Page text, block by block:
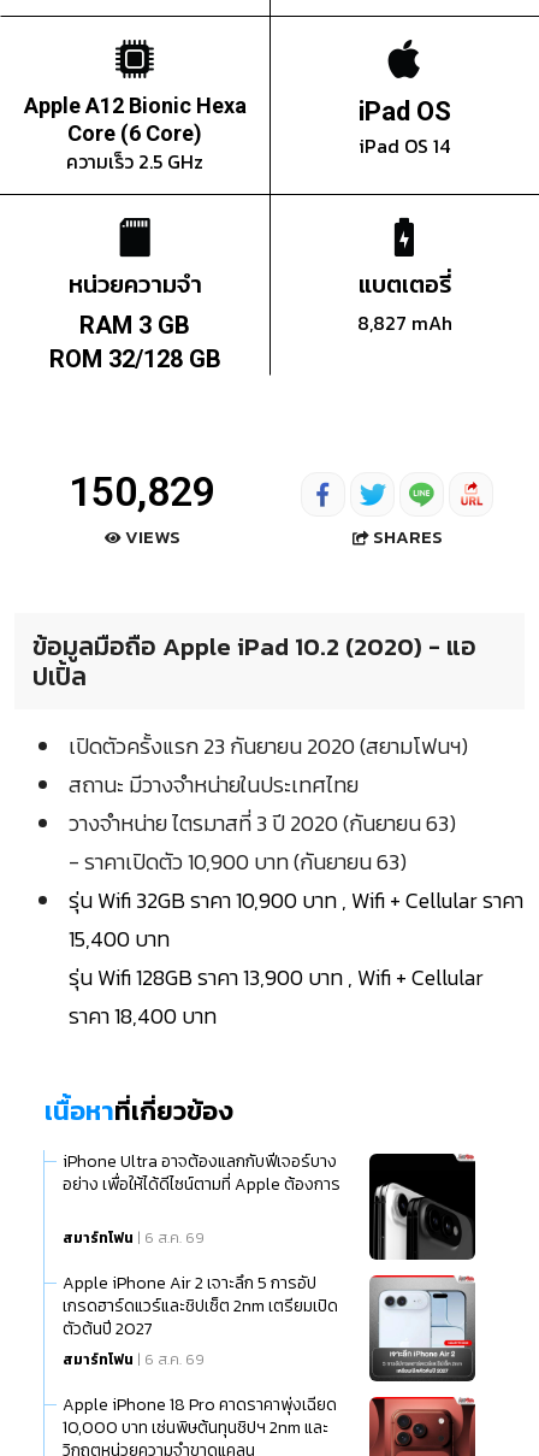
Apple A12 Bionic Hexa
Core (6 Core)
ความเร็ว 2.5 GHz
iPad OS
iPad OS 14
หน่วยความจำ
RAM 3 GB
ROM 32/128 GB
แบตเตอรี่
8,827 mAh
150,829
VIEWS SHARES
ข้อมูลมือถือ Apple iPad 10.2 (2020) - แอ
ปเปิ้ล
เปิดตัวครั้งแรก 23 กันยายน 2020 (สยามโฟนฯ)
สถานะ มีวางจำหน่ายในประเทศไทย
วางจำหน่าย ไตรมาสที่ 3 ปี 2020 (กันยายน 63)
- ราคาเปิดตัว 10,900 บาท (กันยายน 63)
รุ่น Wifi 32GB ราคา 10,900 บาท , Wifi + Cellular ราคา
15,400 บาท
รุ่น Wifi 128GB ราคา 13,900 บาท , Wifi + Cellular
ราคา 18,400 บาท
เนื้อหาที่เกี่ยวข้อง
iPhone Ultra อาจต้องแลกกับฟีเจอร์บาง
อย่าง เพื่อให้ได้ดีไซน์ตามที่ Apple ต้องการ
สมาร์ทโฟน | 6 ส.ค. 69
Apple iPhone Air 2 เจาะลึก 5 การอัป
เกรดฮาร์ดแวร์และชิปเซ็ต 2nm เตรียมเปิด
ตัวต้นปี 2027
สมาร์ทโฟน | 6 ส.ค. 69
Apple iPhone 18 Pro คาดราคาพุ่งเฉียด
10,000 บาท เซ่นพิษต้นทุนชิปฯ 2nm และ
วิกฤตหน่วยความจำขาดแคลน